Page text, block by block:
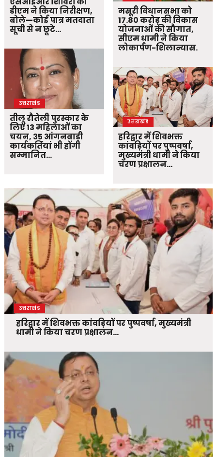
डीएम ने किया निरीक्षण,
बोले—कोई पात्र मतदाता
सूची से न छूटे…
उत्तराखंड
तीलू रौतेली पुरस्कार के
लिए 13 महिलाओं का
चयन, 35 आंगनबाड़ी
कार्यकर्तियां भी होंगी
सम्मानित…
मसूरी विधानसभा को
17.80 करोड़ की विकास
योजनाओं की सौगात,
सीएम धामी ने किया
लोकार्पण-शिलान्यास.
उत्तराखंड
हरिद्वार में शिवभक्त
कांवड़ियों पर पुष्पवर्षा,
मुख्यमंत्री धामी ने किया
चरण प्रक्षालन…
उत्तराखंड
हरिद्वार में शिवभक्त कांवड़ियों पर पुष्पवर्षा, मुख्यमंत्री
धामी ने किया चरण प्रक्षालन…